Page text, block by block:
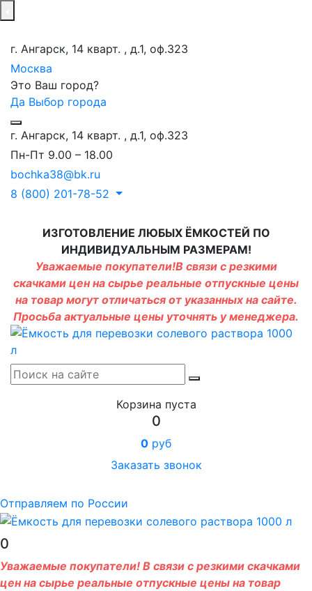
г. Ангарск, 14 кварт. , д.1, оф.323
Москва
Это Ваш город?
Да Выбор города
г. Ангарск, 14 кварт. , д.1, оф.323
Пн-Пт 9.00 – 18.00
bochka38@bk.ru
8 (800) 201-78-52
ИЗГОТОВЛЕНИЕ ЛЮБЫХ ЁМКОСТЕЙ ПО
ИНДИВИДУАЛЬНЫМ РАЗМЕРАМ!
Уважаемые покупатели!В связи с резкими
скачками цен на сырье реальные отпускные цены
на товар могут отличаться от указанных на сайте.
Просьба актуальные цены уточнять у менеджера.
Корзина пуста
0
0 руб
Заказать звонок
Отправляем по России
0
Уважаемые покупатели! В связи с резкими скачками
цен на сырье реальные отпускные цены на товар